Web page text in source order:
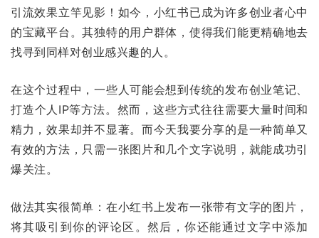
引流效果立竿见影！如今，小红书已成为许多创业者心中
的宝藏平台。其独特的用户群体，使得我们能更精确地去
找寻到同样对创业感兴趣的人。
在这个过程中，一些人可能会想到传统的发布创业笔记、
打造个人IP等方法。然而，这些方式往往需要大量时间和
精力，效果却并不显著。而今天我要分享的是一种简单又
有效的方法，只需一张图片和几个文字说明，就能成功引
爆关注。
做法其实很简单：在小红书上发布一张带有文字的图片，
将其吸引到你的评论区。然后，你还能通过文字中添加